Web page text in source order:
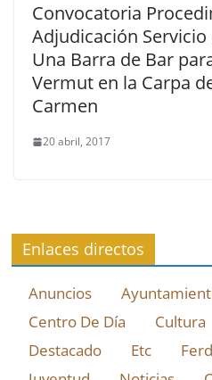
Convocatoria
Adjudicación
Una Barra de Bar
Vermut en la Carpa
Carmen
20 abril, 2017
Enlaces directos
Anuncios
Centro De Día
Cultura
Destacado
Etc